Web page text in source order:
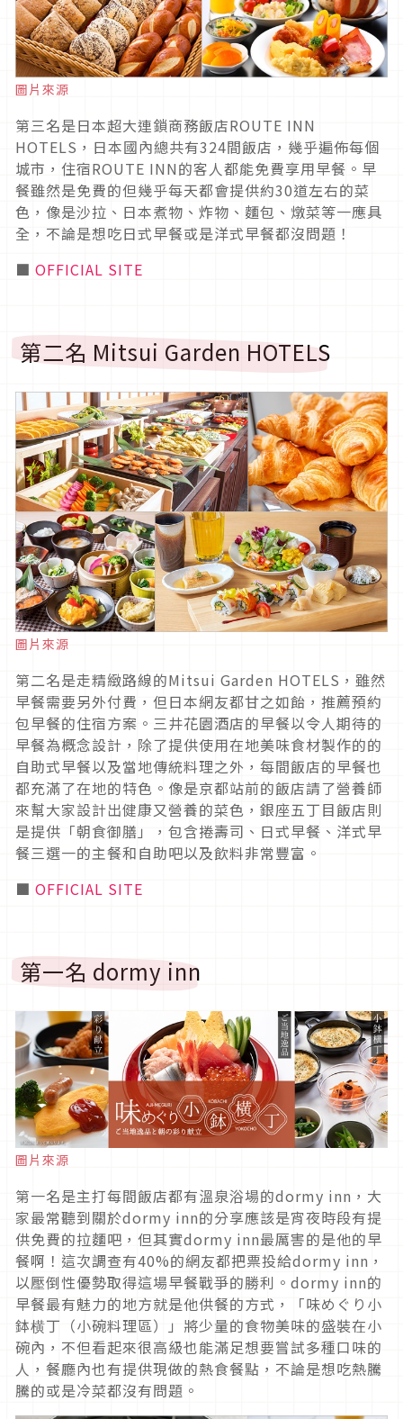
圖片來源
第三名是日本超大連鎖商務飯店ROUTE INN
HOTELS，日本國內總共有324間飯店，幾乎遍佈每個
城市，住宿ROUTE INN的客人都能免費享用早餐。早
餐雖然是免費的但幾乎每天都會提供約30道左右的菜
色，像是沙拉、日本煮物、炸物、麵包、燉菜等一應具
全，不論是想吃日式早餐或是洋式早餐都沒問題！
■ OFFICIAL SITE
第二名 Mitsui Garden HOTELS
圖片來源
第二名是走精緻路線的Mitsui Garden HOTELS，雖然
早餐需要另外付費，但日本網友都甘之如飴，推薦預約
包早餐的住宿方案。三井花園酒店的早餐以令人期待的
早餐為概念設計，除了提供使用在地美味食材製作的的
自助式早餐以及當地傳統料理之外，每間飯店的早餐也
都充滿了在地的特色。像是京都站前的飯店請了營養師
來幫大家設計出健康又營養的菜色，銀座五丁目飯店則
是提供「朝食御膳」，包含捲壽司、日式早餐、洋式早
餐三選一的主餐和自助吧以及飲料非常豐富。
■ OFFICIAL SITE
第一名 dormy inn
圖片來源
第一名是主打每間飯店都有溫泉浴場的dormy inn，大
家最常聽到關於dormy inn的分享應該是宵夜時段有提
供免費的拉麵吧，但其實dormy inn最厲害的是他的早
餐啊！這次調查有40%的網友都把票投給dormy inn，
以壓倒性優勢取得這場早餐戰爭的勝利。dormy inn的
早餐最有魅力的地方就是他供餐的方式，「味めぐり小
鉢横丁（小碗料理區）」將少量的食物美味的盛裝在小
碗內，不但看起來很高級也能滿足想要嘗試多種口味的
人，餐廳內也有提供現做的熱食餐點，不論是想吃熱騰
騰的或是冷菜都沒有問題。